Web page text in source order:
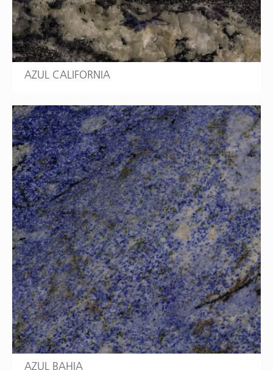
AZUL CALIFORNIA
AZUL BAHIA